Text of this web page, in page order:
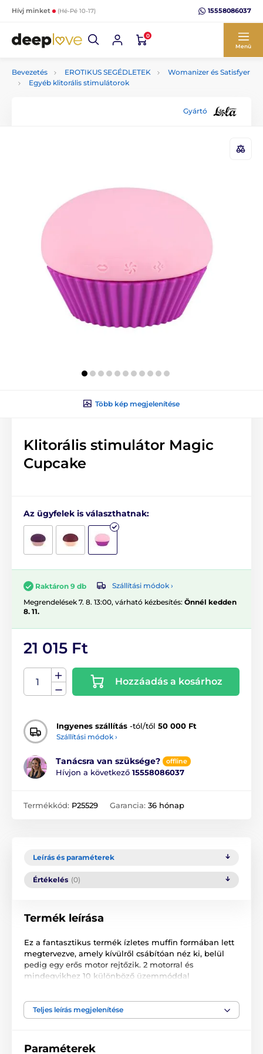
Hívj minket (Hé-Pé 10-17) 15558086037
0
Menü
Bevezetés EROTIKUS SEGÉDLETEK
Womanizer és Satisfyer
Egyéb klitorális stimulátorok
Gyártó
Több kép megjelenítése
Klitorális stimulátor Magic
Cupcake
Az ügyfelek is választhatnak:
Raktáron 9 db
Szállítási módok ›
Megrendelések 7. 8. 13:00, várható kézbesítés: Önnél kedden
8. 11.
21 015 Ft
Hozzáadás a kosárhoz
Ingyenes szállítás -tól/től 50 000 Ft
Szállítási módok ›
Tanácsra van szüksége? offline
Hívjon a következő 15558086037
Termékkód: P25529 Garancia: 36 hónap
Leírás és paraméterek
Értékelés (0)
Termék leírása
Ez a fantasztikus termék ízletes muffin formában lett
megtervezve, amely kívülről csábítóan néz ki, belül
pedig egy erős motor rejtőzik. 2 motorral és
mindegyikhez 10 különböző üzemmóddal
hogy mindkét motort egyszerre használod, vagy
külön-külön.
Teljes leírás megjelenítése
Paraméterek